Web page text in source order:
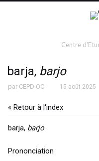
Centre
barja, barjo
par CEPD OC 15 août 2025
« Retour à l'index
barja, barjo
Prononciation